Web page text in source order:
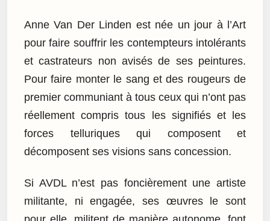
Anne Van Der Linden est née un jour à l’Art
pour faire souffrir les contempteurs intolérants
et castrateurs non avisés de ses peintures.
Pour faire monter le sang et des rougeurs de
premier communiant à tous ceux qui n’ont pas
réellement compris tous les signifiés et les
forces telluriques qui composent et
décomposent ses visions sans concession.
Si AVDL n’est pas foncièrement une artiste
militante, ni engagée, ses œuvres le sont